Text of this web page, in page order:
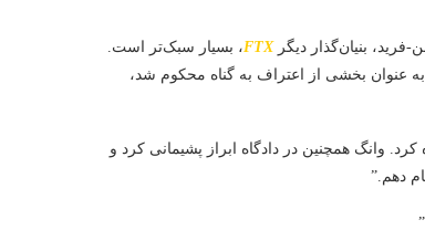
فرید، بنیان‌گذار دیگرFTX، بسیار سبک‌تر است.
عنوان بخشی از اعتراف به گناه محکوم شد،
وانگ همچنین در دادگاه ابراز پشیمانی کرد و
دهم.”